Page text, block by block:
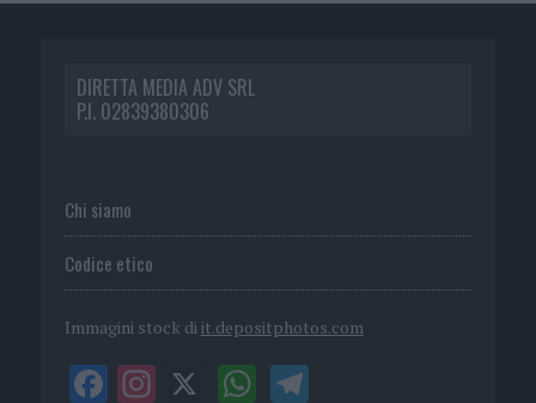
DIRETTA MEDIA ADV SRL
P.I. 02839380306
Chi siamo
Codice etico
Immagini stock di it.depositphotos.com